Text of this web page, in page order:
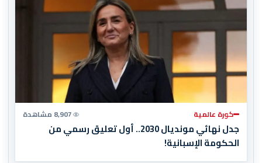
كورة عالمية 8,907 مشاهدة
جدل نهائي مونديال 2030.. أول تعليق رسمي من
الحكومة الإسبانية!